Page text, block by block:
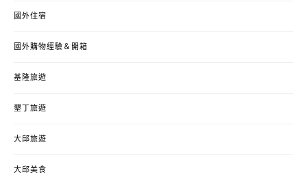
國外住宿
國外購物經驗＆開箱
基隆旅遊
墾丁旅遊
大邱旅遊
大邱美食